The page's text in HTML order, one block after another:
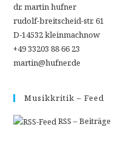
dr. martin hufner
rudolf-breitscheid-str. 61
D-14532 kleinmachnow
+49 33203 88 66 23
martin@hufner.de
Musikkritik – Feed
RSS – Beiträge